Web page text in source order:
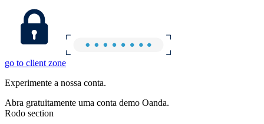
go to client zone
Experimente a nossa conta.
Abra gratuitamente uma conta demo Oanda.
Rodo section